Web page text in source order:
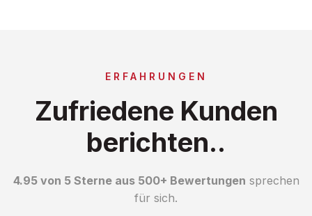
ERFAHRUNGEN
Zufriedene Kunden
berichten..
4.95 von 5 Sterne aus 500+ Bewertungen sprechen
für sich.